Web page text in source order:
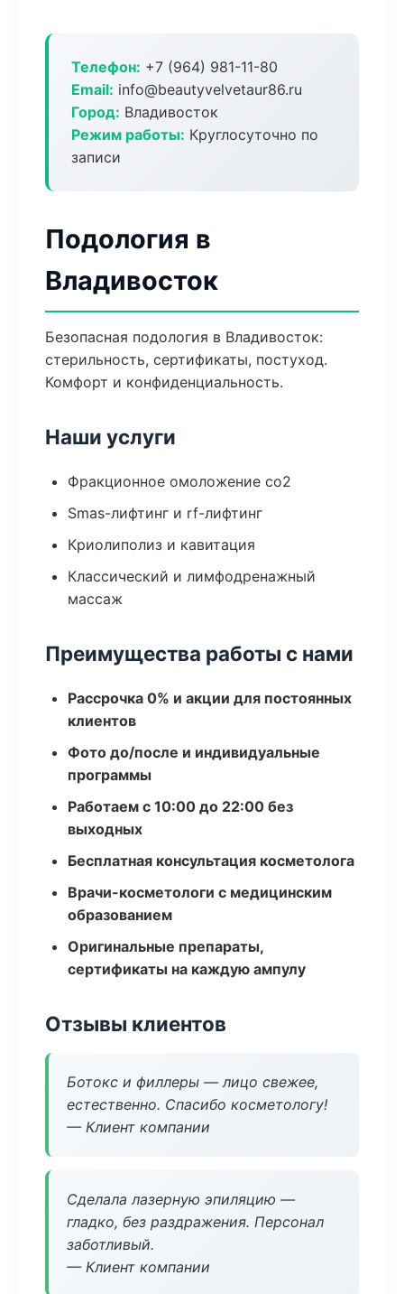
Телефон: +7 (964) 981-11-80
Email: info@beautyvelvetaur86.ru
Город: Владивосток
Режим работы: Круглосуточно по
записи
Подология в
Владивосток
Безопасная подология в Владивосток:
стерильность, сертификаты, постуход.
Комфорт и конфиденциальность.
Наши услуги
Фракционное омоложение co2
Smas-лифтинг и rf-лифтинг
Криолиполиз и кавитация
Классический и лимфодренажный
массаж
Преимущества работы с нами
Рассрочка 0% и акции для постоянных
клиентов
Фото до/после и индивидуальные
программы
Работаем с 10:00 до 22:00 без
выходных
Бесплатная консультация косметолога
Врачи-косметологи с медицинским
образованием
Оригинальные препараты,
сертификаты на каждую ампулу
Отзывы клиентов
Ботокс и филлеры — лицо свежее,
естественно. Спасибо косметологу!
— Клиент компании
Сделала лазерную эпиляцию —
гладко, без раздражения. Персонал
заботливый.
— Клиент компании